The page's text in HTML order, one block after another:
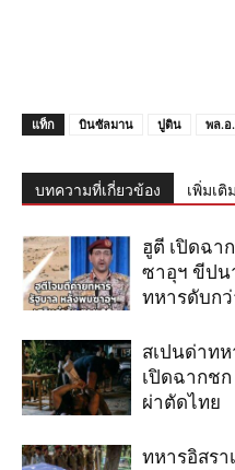
แท็ก บินซัลมาน ปูติน พล.อ
บทความที่เกี่ยวข้อง เพิ่มเติ
ฮูตี เปิดฉา
ซาอุฯ ขีปน
ทหารดับกว่
สเปนด่าทห
เปิดฉากช
ผ่าตัดไทย
ทหารอิสรา